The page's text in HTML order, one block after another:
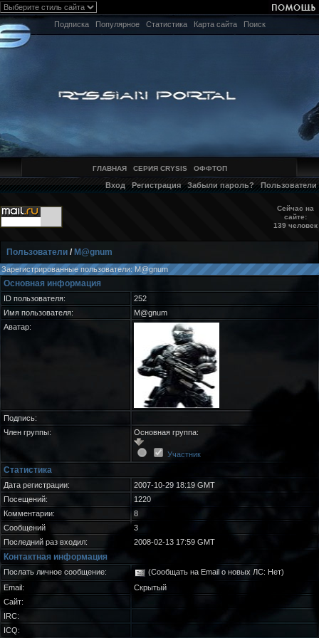
Подписка Популярное Статистика Карта сайта Поиск
ГЛАВНАЯ СЕРИЯ CRYSIS ОФФТОП
Вход Регистрация Забыли пароль? Пользователи
Сейчас на
сайте:
139 человек
Пользователи / M@gnum
Зарегистрированные пользователи: M@gnum
Основная информация
ID пользователя:
252
Имя пользователя:
M@gnum
Аватар:
Подпись:
Член группы:
Основная группа:
Участник
Статистика
Дата регистрации:
2007-10-29 18:19 GMT
Посещений:
1220
Комментарии:
8
Сообщений
3
Последний раз входил:
2008-02-13 17:59 GMT
Контактная информация
Послать личное сообщение:
(Сообщать на Email о новых ЛС: Нет)
Email:
Скрытый
Сайт:
IRC:
ICQ: